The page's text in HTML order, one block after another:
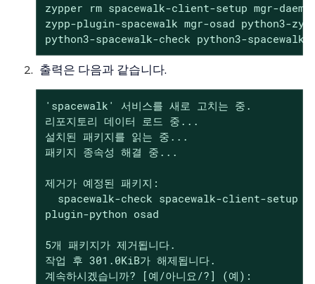
zypper rm spacewalk-client-setup mgr-
zypp-plugin-spacewalk mgr-osad python3-
python3-spacewalk-check python3-
출력은 다음과 같습니다.
'spacewalk' 서비스를 새로 고치는 중.
리포지토리 데이터 로드 중...
설치된 패키지를 읽는 중...
패키지 종속성 해결 중...
제거가 예정된 패키지:
spacewalk-check spacewalk-client-setup
plugin-python osad
5개 패키지가 제거됩니다.
작업 후 301.0KiB가 해제됩니다.
계속하시겠습니까? [예/아니요/?] (예):